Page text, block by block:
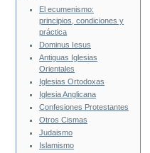
El ecumenismo:
principios, condiciones y
práctica
Dominus Iesus
Antiguas Iglesias
Orientales
Iglesias Ortodoxas
Iglesia Anglicana
Confesiones Protestantes
Otros Cismas
Judaismo
Islamismo